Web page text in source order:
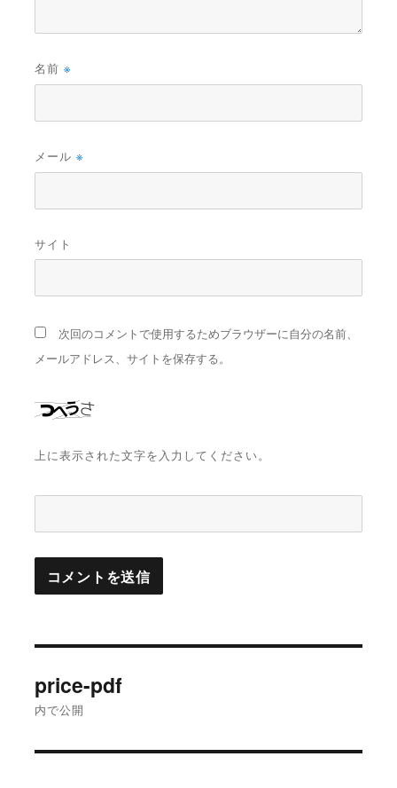
名前 ※
メール ※
サイト
次回のコメントで使用するためブラウザーに自分の名前、
メールアドレス、サイトを保存する。
上に表示された文字を入力してください。
稿
price-pdf
内で公開